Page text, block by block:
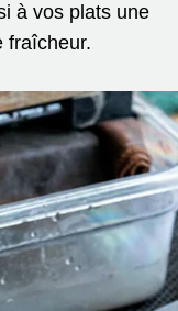
à vos plats une
fraîcheur.